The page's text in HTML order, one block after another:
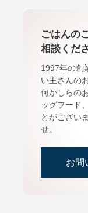
ごはんの
相談くだ
1997年の創
い主さんの
何かしらの
ッグフード
とがござい
せ。
お問